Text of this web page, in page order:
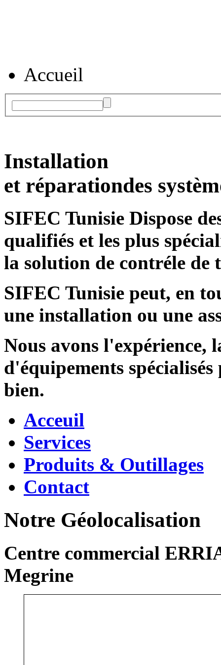
Accueil
Installation
et réparationdes
SIFEC Tunisie Dispose
qualifiés et les plus
la solution de contréle de
SIFEC Tunisie peut, en
une installation ou une
Nous avons l'expérience,
d'équipements
bien.
Acceuil
Services
Produits & Outillages
Contact
Notre Géolocalisation
Centre commercial
Megrine